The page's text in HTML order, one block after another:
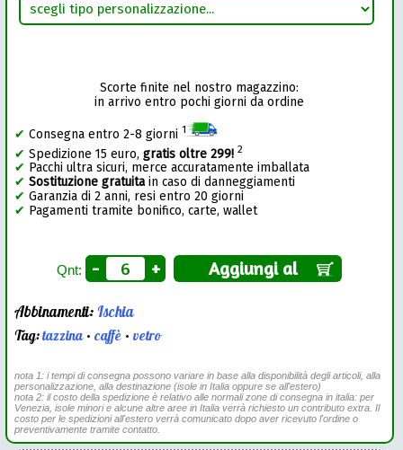
Scorte finite nel nostro magazzino:
in arrivo entro pochi giorni da ordine
✔ Consegna entro 2-8 giorni 1
✔ Spedizione 15 euro,gratis oltre 299! 2
✔ Pacchi ultra sicuri, merce accuratamente imballata
✔ Sostituzione gratuitain caso di danneggiamenti
✔ Garanzia di 2 anni, resi entro 20 giorni
✔ Pagamenti tramite bonifico, carte, wallet
Qnt: - + Aggiungi al
Abbinamenti:Ischia
Tag:tazzina•caffè •vetro
nota 1: i tempi di consegna possono variare in base alla disponibilità degli articoli, alla
personalizzazione, alla destinazione (isole in Italia oppure se all'estero)
nota 2: il costo della spedizione è relativo alle normali zone di consegna in italia: per
Venezia, isole minori e alcune altre aree in Italia verrà richiesto un contributo extra. Il
costo per le spedizioni all'estero verrà comunicato dopo aver ricevuto l'ordine o
preventivamente tramite contatto.